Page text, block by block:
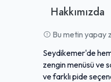
Hakkımızda
Bu metin yapay
Seydikemer'de
zengin menüsü ve
ve farklı pide